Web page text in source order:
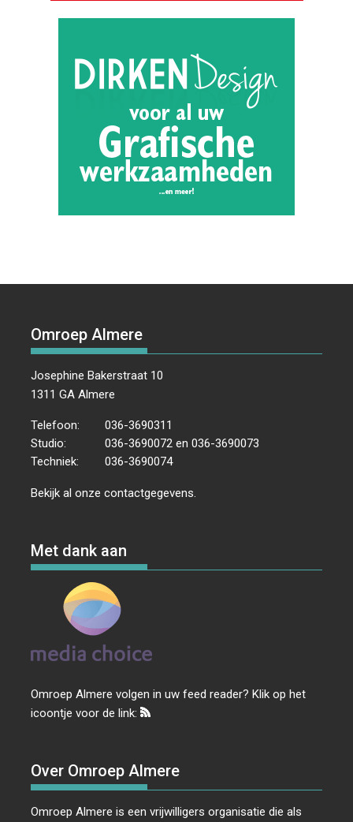
Omroep Almere
Josephine Bakerstraat 10
1311 GA Almere
Telefoon:
036-3690311
Studio:
036-3690072 en 036-3690073
Techniek:
036-3690074
Bekijk al onzecontactgegevens
Met dank aan
Omroep Almere volgen in uw feed reader? Klik op het
icoontje voor de link:
Over Omroep Almere
Omroep Almere is een vrijwilligers organisatie die als